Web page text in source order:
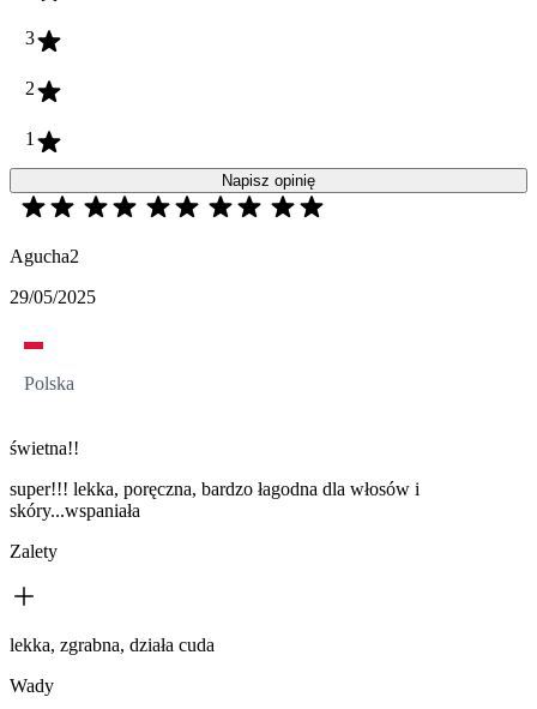
3
2
1
Napisz opinię
Agucha2
29/05/2025
Polska
świetna!!
super!!! lekka, poręczna, bardzo łagodna dla włosów i
skóry...wspaniała
Zalety
lekka, zgrabna, działa cuda
Wady